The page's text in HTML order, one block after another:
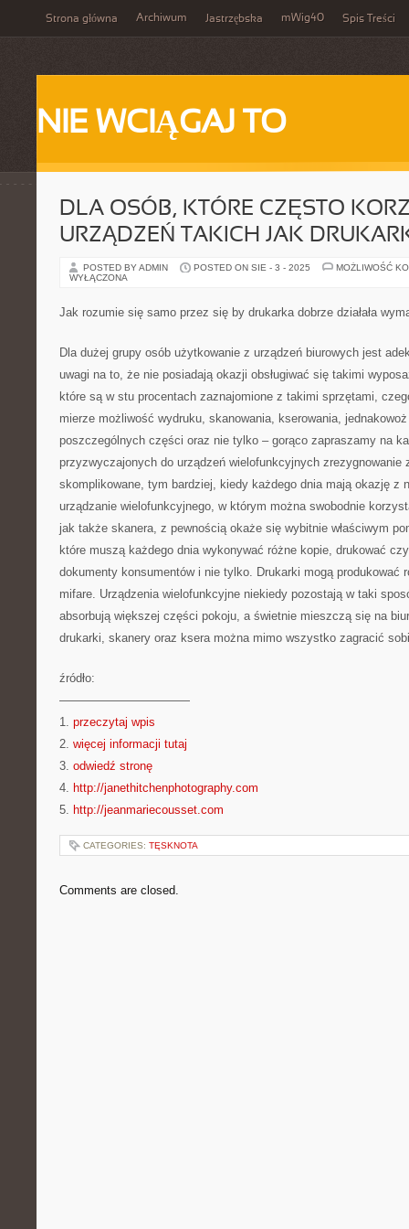
Strona główna Archiwum Jastrzębska mWig40 Spis Treści
NIE WCIĄGAJ TO
DLA OSÓB, KTÓRE CZĘSTO
URZĄDZEŃ TAKICH JAK
POSTED BY ADMIN POSTED ON SIE - 3 - 2025
MOŻLIWOŚĆ
WYŁĄCZONA
Jak rozumie się samo przez się by drukarka dobrze działała
Dla dużej grupy osób użytkowanie z urządzeń biurowych jest
uwagi na to, że nie posiadają okazji obsługiwać się takimi
które są w stu procentach zaznajomione z takimi sprzętami,
mierze możliwość wydruku, skanowania, kserowania,
poszczególnych części oraz nie tylko – gorąco zapraszamy na
przyzwyczajonych do urządzeń wielofunkcyjnych zrezygnowanie
skomplikowane, tym bardziej, kiedy każdego dnia mają okazję z
urządzanie wielofunkcyjnego, w którym można swobodnie
jak także skanera, z pewnością okaże się wybitnie właściwym
które muszą każdego dnia wykonywać różne kopie, drukować
dokumenty konsumentów i nie tylko. Drukarki mogą produkować
mifare. Urządzenia wielofunkcyjne niekiedy pozostają w taki
absorbują większej części pokoju, a świetnie mieszczą się na
drukarki, skanery oraz ksera można mimo wszystko zagracić
źródło:
———————————
1. przeczytaj wpis
2. więcej informacji tutaj
3. odwiedź stronę
4. http://janethitchenphotography.com
5. http://jeanmariecousset.com
CATEGORIES: TĘSKNOTA
Comments are closed.